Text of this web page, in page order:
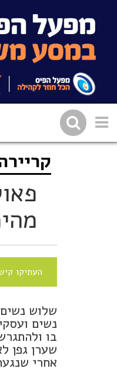
שתפו
העתיקו
שלוש
נשים
בו
שערן גפן
אחרי